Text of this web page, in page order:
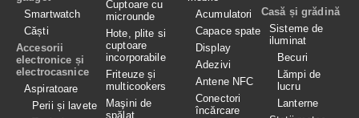
Smartwatch
Căști
Accesorii
electronice și
electrocasnice
Aspiratoare
Perii și lavete
Cuptoare cu
microunde
Hote, plite si
cuptoare
incorporabile
Friteuze și
multicookers
Maşini de
spălat
Acumulatori
Capace spate
Display
Adezivi
Antene NFC
Conectori
încărcare
Casă și grădină
Sisteme de
iluminat
Becuri
Lămpi de
lucru
Lanterne